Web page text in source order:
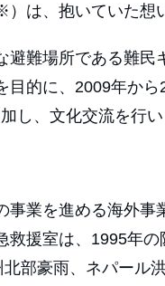
は、抱いていた想
難場所である難民
目的に、2009年か
し、文化交流を行い
業を進める海外事
救援室は、1995年
部豪雨、ネパール